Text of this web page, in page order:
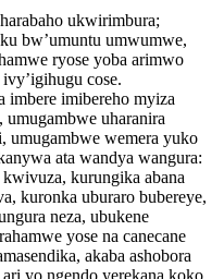
ukwirimbura;
bw’umuntu umwumwe,
ryose yoba arimwo
cose.
imbere imibereho myiza
umugambwe uharanira
umugambwe wemera yuko
ata wandya wangura:
kurungika abana
kuronka uburaro bubereye,
neza, ubukene
yose na canecane
akaba ashobora